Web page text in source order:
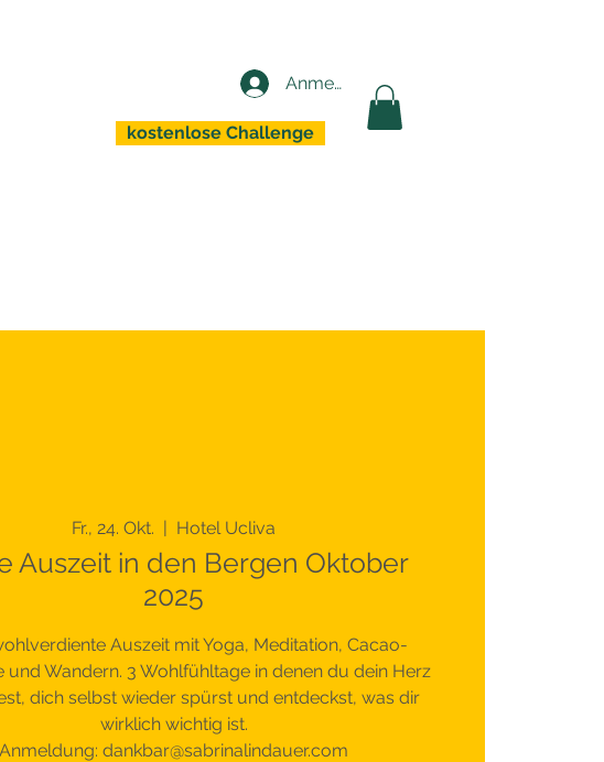
Anmelden
kostenlose Challenge
Fr., 24. Okt.
  |
Hotel Ucliva
Auszeit in den Bergen Oktober
2025
Auszeit mit Yoga, Meditation, Cacao-
und Wandern. 3 Wohlfühltage in denen du dein Herz
dich selbst wieder spürst und entdeckst, was dir
wirklich wichtig ist.
Anmeldung: dankbar@sabrinalindauer.com